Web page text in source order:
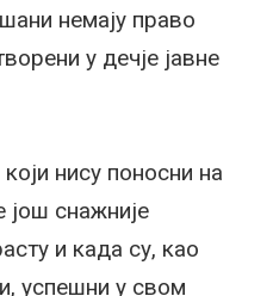
немају право
у дечје јавне
нису поносни на
још снажније
и када су, као
успешни у свом